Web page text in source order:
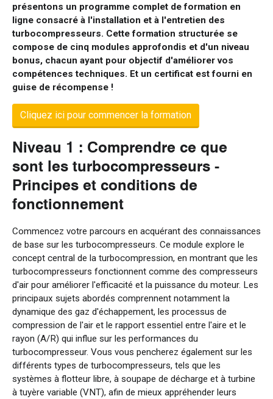
présentons un programme complet de formation en
ligne consacré à l'installation et à l'entretien des
turbocompresseurs. Cette formation structurée se
compose de cinq modules approfondis et d'un niveau
bonus, chacun ayant pour objectif d'améliorer vos
compétences techniques. Et un certificat est fourni en
guise de récompense !
Cliquez ici pour commencer la formation
Niveau 1 : Comprendre ce que
sont les turbocompresseurs -
Principes et conditions de
fonctionnement
Commencez votre parcours en acquérant des connaissances
de base sur les turbocompresseurs. Ce module explore le
concept central de la turbocompression, en montrant que les
turbocompresseurs fonctionnent comme des compresseurs
d'air pour améliorer l'efficacité et la puissance du moteur. Les
principaux sujets abordés comprennent notamment la
dynamique des gaz d'échappement, les processus de
compression de l'air et le rapport essentiel entre l'aire et le
rayon (A/R) qui influe sur les performances du
turbocompresseur. Vous vous pencherez également sur les
différents types de turbocompresseurs, tels que les
systèmes à flotteur libre, à soupape de décharge et à turbine
à tuyère variable (VNT), afin de mieux appréhender leurs